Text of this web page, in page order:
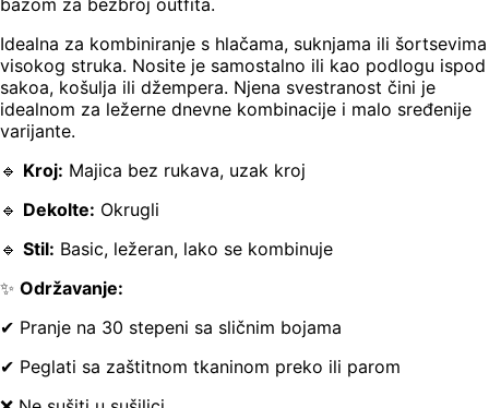
bazom za bezbroj outfita.
Idealna za kombiniranje s hlačama, suknjama ili šortsevima
visokog struka. Nosite je samostalno ili kao podlogu ispod
sakoa, košulja ili džempera. Njena svestranost čini je
idealnom za ležerne dnevne kombinacije i malo sređenije
varijante.
🔹 Kroj: Majica bez rukava, uzak kroj
🔹 Dekolte: Okrugli
🔹 Stil: Basic, ležeran, lako se kombinuje
✨ Održavanje:
✔ Pranje na 30 stepeni sa sličnim bojama
✔ Peglati sa zaštitnom tkaninom preko ili parom